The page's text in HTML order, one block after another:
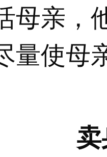
母亲，
量使母